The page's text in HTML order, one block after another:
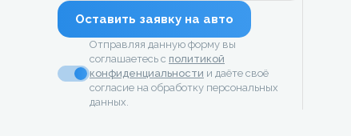
Оставить заявку на авто
Отправляя данную форму вы
соглашаетесь с политикой
конфиденциальности и даёте своё
согласие на обработку персональных
данных.